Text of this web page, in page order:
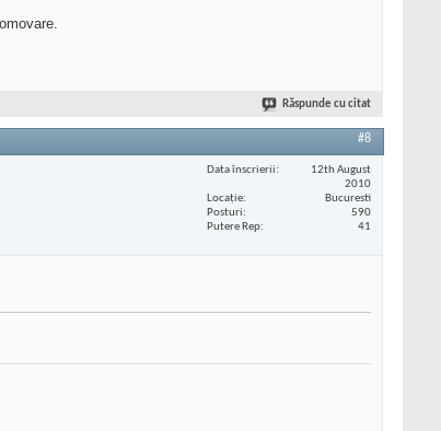
Răspunde cu citat
#8
Data înscrierii
12th August
2010
Locaţie
Bucuresti
Posturi
590
Putere Rep
41